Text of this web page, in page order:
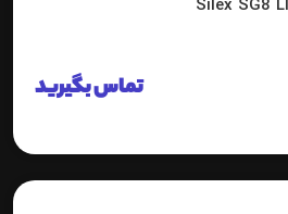
تماس بگیرید